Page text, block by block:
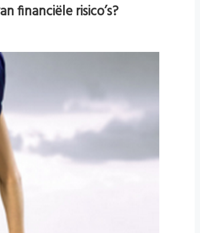
financiële risico’s?